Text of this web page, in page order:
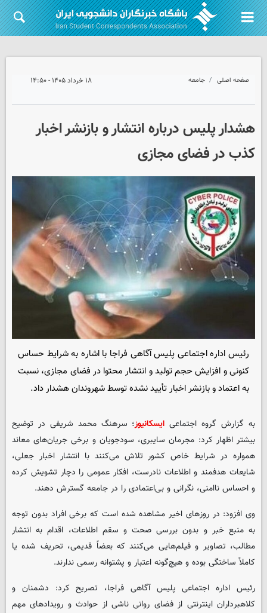
صفحه اصلی جامعه ۱۸ خرداد ۱۴۰۵ - ۱۴:۵۰
هشدار پلیس درباره انتشار و بازنشر اخبار
کذب در فضای مجازی
رئیس اداره اجتماعی پلیس آگاهی فراجا با اشاره به شرایط حساس
کنونی و افزایش حجم تولید و انتشار محتوا در فضای مجازی، نسبت
به اعتماد و بازنشر اخبار تأیید نشده توسط شهروندان هشدار داد.
به گزارش گروه اجتماعی ایسکانیوز؛ سرهنگ محمد شریفی در توضیح
بیشتر اظهار کرد: مجرمان سایبری، سودجویان و برخی جریان‌های معاند
همواره در شرایط خاص کشور تلاش می‌کنند با انتشار اخبار جعلی،
شایعات هدفمند و اطلاعات نادرست، افکار عمومی را دچار تشویش کرده
و احساس ناامنی، نگرانی و بی‌اعتمادی را در جامعه گسترش دهند.
وی افزود: در روزهای اخیر مشاهده شده است که برخی افراد بدون توجه
به منبع خبر و بدون بررسی صحت و سقم اطلاعات، اقدام به انتشار
مطالب، تصاویر و فیلم‌هایی می‌کنند که بعضاً قدیمی، تحریف‌ شده یا
کاملاً ساختگی بوده و هیچ‌گونه اعتبار و پشتوانه رسمی ندارند.
رئیس اداره اجتماعی پلیس آگاهی فراجا، تصریح کرد: دشمنان و
کلاهبرداران اینترنتی از فضای روانی ناشی از حوادث و رویدادهای مهم